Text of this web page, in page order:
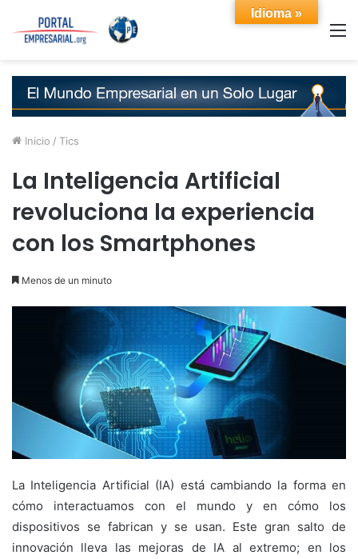
Inicio / Tics
La Inteligencia Artificial
revoluciona la experiencia
con los Smartphones
Menos de un minuto
La Inteligencia Artificial (IA) está cambiando la forma en
cómo interactuamos con el mundo y en cómo los
dispositivos se fabrican y se usan. Este gran salto de
innovación lleva las mejoras de IA al extremo; en los
Idioma »